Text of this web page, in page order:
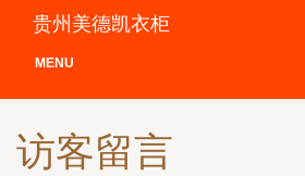
贵州美德凯衣柜
MENU
访客留言